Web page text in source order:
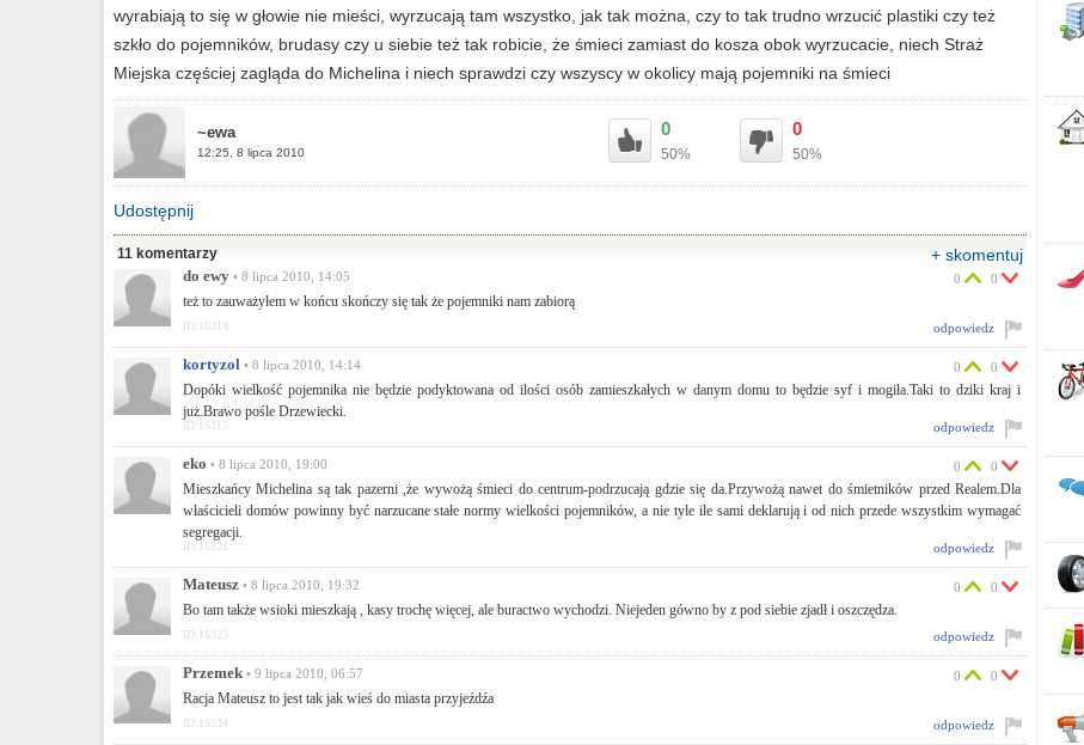
wyrabiają to się w głowie nie mieści, wyrzucają tam wszystko, jak tak można, czy to tak trudno wrzucić plastiki czy też
szkło do pojemników, brudasy czy u siebie też tak robicie, że śmieci zamiast do kosza obok wyrzucacie, niech Straż
Miejska częściej zagląda do Michelina i niech sprawdzi czy wszyscy w okolicy mają pojemniki na śmieci
~ewa
12:25, 8 lipca 2010
0
50%
0
50%
Udostępnij
11 komentarzy + skomentuj
do ewy • 8 lipca 2010, 14:05
też to zauważyłem w końcu skończy się tak że pojemniki nam zabiorą
0 0
odpowiedz
ID:16314
kortyzol • 8 lipca 2010, 14:14
Dopóki wielkość pojemnika nie będzie podyktowana od ilości osób zamieszkałych w danym domu to będzie syf i mogiła.Taki to dziki kraj i
już.Brawo pośle Drzewiecki.
0 0
odpowiedz
ID:16315
eko • 8 lipca 2010, 19:00
Mieszkańcy Michelina są tak pazerni ,że wywożą śmieci do centrum-podrzucają gdzie się da.Przywożą nawet do śmietników przed Realem.Dla
właścicieli domów powinny być narzucane stałe normy wielkości pojemników, a nie tyle ile sami deklarują i od nich przede wszystkim wymagać
segregacji.
0 0
odpowiedz
ID:16321
Mateusz • 8 lipca 2010, 19:32
Bo tam także wsioki mieszkają , kasy trochę więcej, ale buractwo wychodzi. Niejeden gówno by z pod siebie zjadł i oszczędza.
0 0
odpowiedz
ID:16323
Przemek • 9 lipca 2010, 06:57
Racja Mateusz to jest tak jak wieś do miasta przyjeźdźa
0 0
odpowiedz
ID:16334